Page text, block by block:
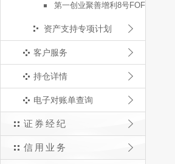
第一创业聚善增利8号FOF
资产支持专项计划
客户服务
持仓详情
电子对账单查询
证券经纪
信用业务